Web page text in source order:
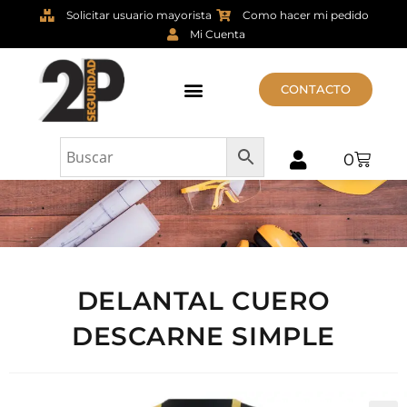
Solicitar usuario mayorista
Como hacer mi pedido
Mi Cuenta
CONTACTO
0
DELANTAL CUERO
DESCARNE SIMPLE